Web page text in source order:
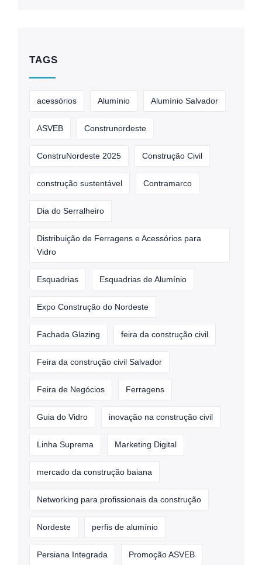
TAGS
acessórios Alumínio Alumínio Salvador
ASVEB Construnordeste
ConstruNordeste 2025 Construção Civil
construção sustentável Contramarco
Dia do Serralheiro
Distribuição de Ferragens e Acessórios para
Vidro
Esquadrias Esquadrias de Alumínio
Expo Construção do Nordeste
Fachada Glazing feira da construção civil
Feira da construção civil Salvador
Feira de Negócios Ferragens
Guia do Vidro inovação na construção civil
Linha Suprema Marketing Digital
mercado da construção baiana
Networking para profissionais da construção
Nordeste perfis de alumínio
Persiana Integrada Promoção ASVEB